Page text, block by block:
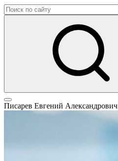
Писарев Евгений Александрович